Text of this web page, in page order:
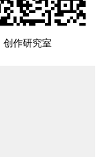
创作研究室